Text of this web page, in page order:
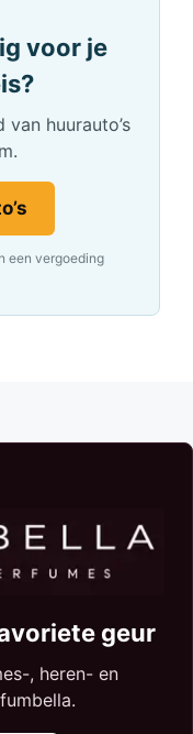
voor je
huurauto’s
een vergoeding
geur
, heren- en